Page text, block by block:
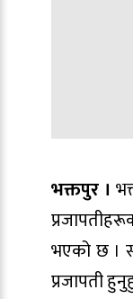
भक्तपुर ।
भएको छ ।
प्रजापती